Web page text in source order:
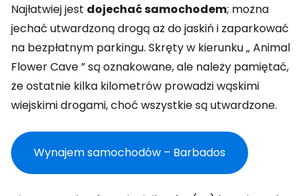
Najłatwiej jest dojechać samochodem; można
jechać utwardzoną drogą aż do jaskiń i zaparkować
na bezpłatnym parkingu. Skręty w kierunku „ Animal
Flower Cave” są oznakowane, ale należy pamiętać,
że ostatnie kilka kilometrów prowadzi wąskimi
wiejskimi drogami, choć wszystkie są utwardzone.
Wynajem samochodów – Barbados